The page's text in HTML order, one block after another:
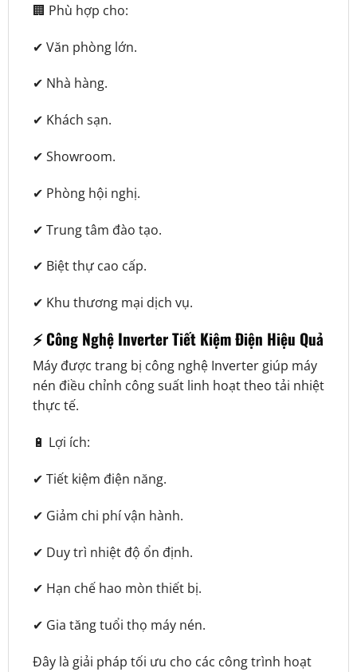
🏢 Phù hợp cho:
✔ Văn phòng lớn.
✔ Nhà hàng.
✔ Khách sạn.
✔ Showroom.
✔ Phòng hội nghị.
✔ Trung tâm đào tạo.
✔ Biệt thự cao cấp.
✔ Khu thương mại dịch vụ.
⚡ Công Nghệ Inverter Tiết Kiệm Điện Hiệu Quả
Máy được trang bị công nghệ Inverter giúp máy
nén điều chỉnh công suất linh hoạt theo tải nhiệt
thực tế.
🔋 Lợi ích:
✔ Tiết kiệm điện năng.
✔ Giảm chi phí vận hành.
✔ Duy trì nhiệt độ ổn định.
✔ Hạn chế hao mòn thiết bị.
✔ Gia tăng tuổi thọ máy nén.
Đây là giải pháp tối ưu cho các công trình hoạt